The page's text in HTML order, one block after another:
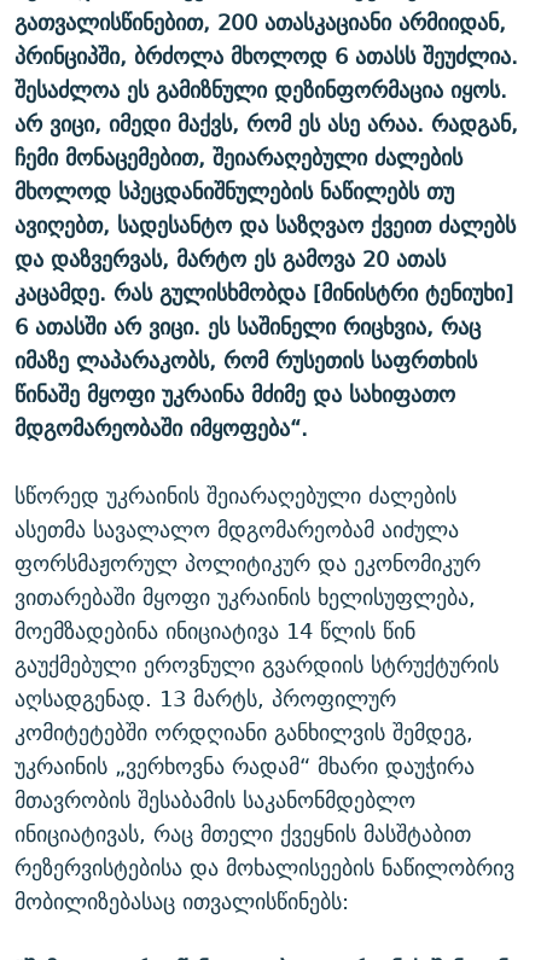
გათვალისწინებით, 200 ათასკაციანი არმიიდან,
პრინციპში, ბრძოლა მხოლოდ 6 ათასს შეუძლია.
შესაძლოა ეს გამიზნული დეზინფორმაცია იყოს.
არ ვიცი, იმედი მაქვს, რომ ეს ასე არაა. რადგან,
ჩემი მონაცემებით, შეიარაღებული ძალების
მხოლოდ სპეცდანიშნულების ნაწილებს თუ
ავიღებთ, სადესანტო და საზღვაო ქვეით ძალებს
და დაზვერვას, მარტო ეს გამოვა 20 ათას
კაცამდე. რას გულისხმობდა [მინისტრი ტენიუხი]
6 ათასში არ ვიცი. ეს საშინელი რიცხვია, რაც
იმაზე ლაპარაკობს, რომ რუსეთის საფრთხის
წინაშე მყოფი უკრაინა მძიმე და სახიფათო
მდგომარეობაში იმყოფება“.
სწორედ უკრაინის შეიარაღებული ძალების
ასეთმა სავალალო მდგომარეობამ აიძულა
ფორსმაჟორულ პოლიტიკურ და ეკონომიკურ
ვითარებაში მყოფი უკრაინის ხელისუფლება,
მოემზადებინა ინიციატივა 14 წლის წინ
გაუქმებული ეროვნული გვარდიის სტრუქტურის
აღსადგენად. 13 მარტს, პროფილურ
კომიტეტებში ორდღიანი განხილვის შემდეგ,
უკრაინის „ვერხოვნა რადამ“ მხარი დაუჭირა
მთავრობის შესაბამის საკანონმდებლო
ინიციატივას, რაც მთელი ქვეყნის მასშტაბით
რეზერვისტებისა და მოხალისეების ნაწილობრივ
მობილიზებასაც ითვალისწინებს: